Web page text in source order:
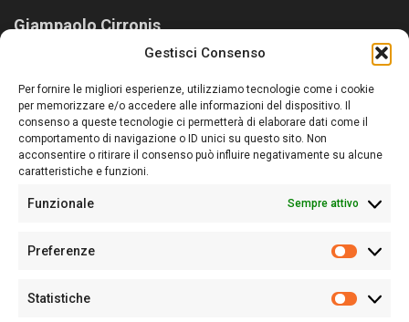
Gestisci Consenso
Per fornire le migliori esperienze, utilizziamo tecnologie come i cookie
per memorizzare e/o accedere alle informazioni del dispositivo. Il
consenso a queste tecnologie ci permetterà di elaborare dati come il
comportamento di navigazione o ID unici su questo sito. Non
acconsentire o ritirare il consenso può influire negativamente su alcune
caratteristiche e funzioni.
Funzionale Sempre attivo
Preferenze
Statistiche
Giampaolo Cirronis
Sardegna Ieri-Oggi-Domani nasce per informare “liberamente” i
lettori su quanto accade in Sardegna, con un occhio rivolto al
nostro passato e, soprattutto, al nostro futuro
Follow Us
Sede:Via Cristoforo Colombo 09013 Carbonia
Partita IVA02270380922